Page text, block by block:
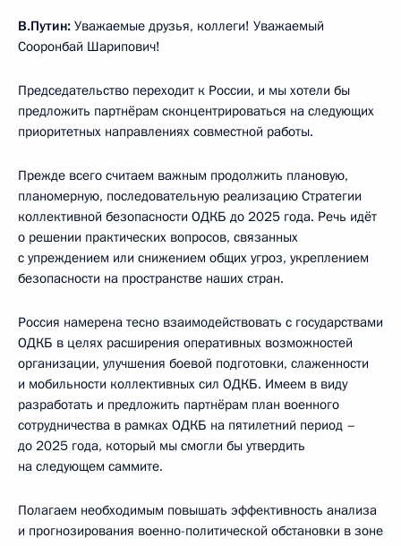
В.Путин: Уважаемые друзья, коллеги! Уважаемый
Сооронбай Шарипович!
Председательство переходит к России, и мы хотели бы
предложить партнёрам сконцентрироваться на следующих
приоритетных направлениях совместной работы.
Прежде всего считаем важным продолжить плановую,
планомерную, последовательную реализацию Стратегии
коллективной безопасности ОДКБ до 2025 года. Речь идёт
о решении практических вопросов, связанных
с упреждением или снижением общих угроз, укреплением
безопасности на пространстве наших стран.
Россия намерена тесно взаимодействовать с государствами
ОДКБ в целях расширения оперативных возможностей
организации, улучшения боевой подготовки, слаженности
и мобильности коллективных сил ОДКБ. Имеем в виду
разработать и предложить партнёрам план военного
сотрудничества в рамках ОДКБ на пятилетний период –
до 2025 года, который мы смогли бы утвердить
на следующем саммите.
Полагаем необходимым повышать эффективность анализа
и прогнозирования военно-политической обстановки в зоне